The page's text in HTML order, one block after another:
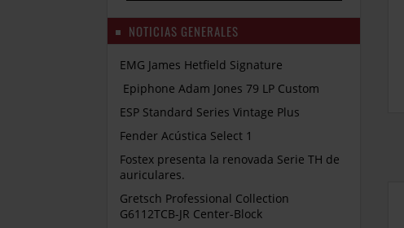
NOTICIAS GENERALES
EMG James Hetfield Signature
Epiphone Adam Jones 79 LP Custom
ESP Standard Series Vintage Plus
Fender Acústica Select 1
Fostex presenta la renovada Serie TH de
auriculares.
Gretsch Professional Collection
G6112TCB-JR Center-Block